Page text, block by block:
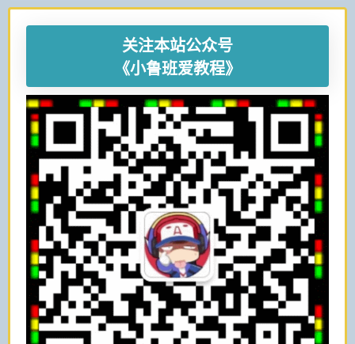
关注本站公众号
《小鲁班爱教程》